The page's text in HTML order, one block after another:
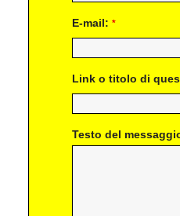
E-mail: *
Link o titolo di
Testo del